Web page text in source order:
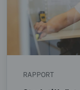
RAPPORT